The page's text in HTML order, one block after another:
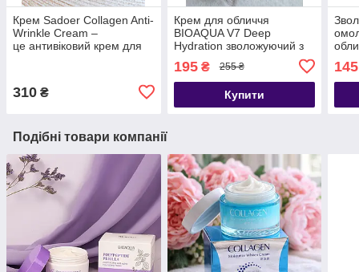
Крем Sadoer Collagen Anti-
Wrinkle Cream –
це антивіковий крем для
310 ₴
Крем для обличчя
BIOAQUA V7 Deep
Hydration зволожуючий з
тональним ефектом 50 г
195₴ 255 ₴
Купити
145
Подібні товари компанії